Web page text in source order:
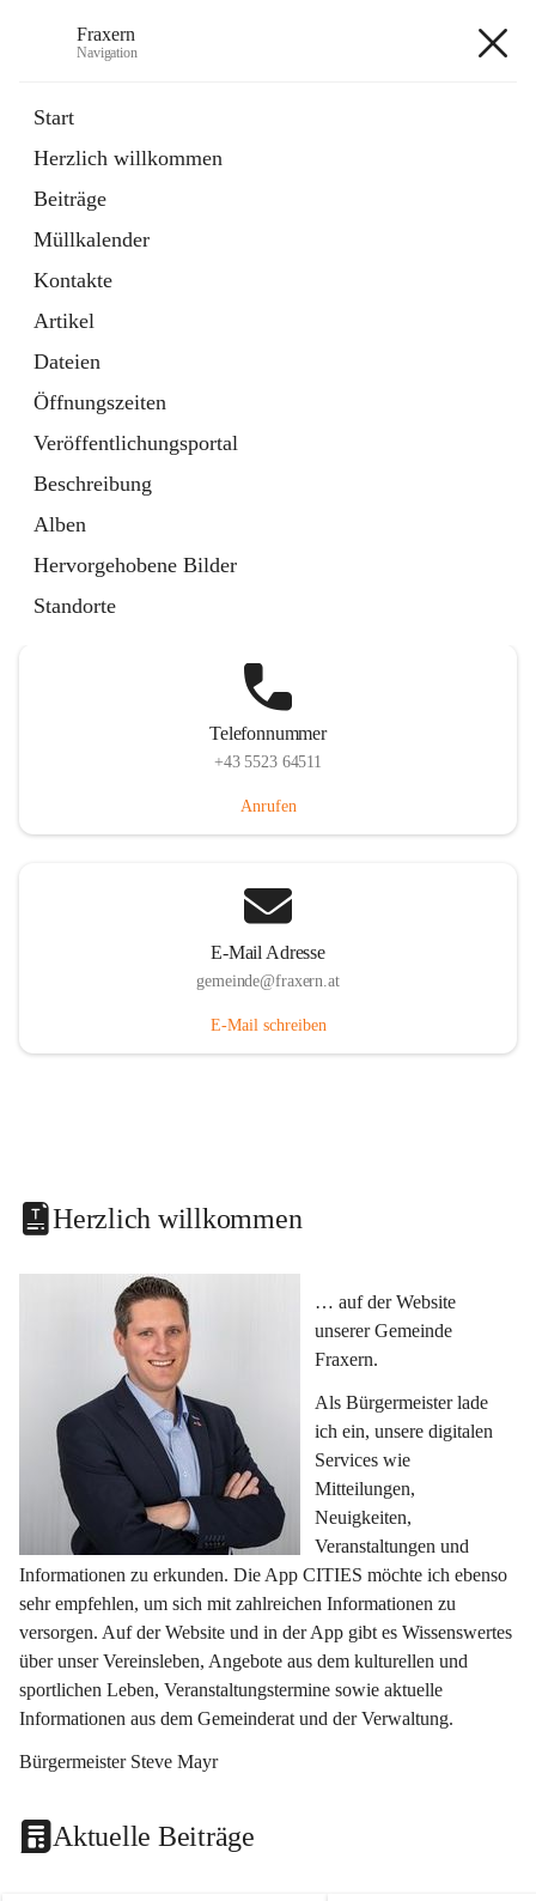
Fraxern
Navigation
Start
Herzlich willkommen
Beiträge
Müllkalender
Kontakte
Artikel
Dateien
Öffnungszeiten
Veröffentlichungsportal
Beschreibung
Alben
Hervorgehobene Bilder
Standorte
Ordner
in
Tab
Formulare
Artikel
öffnet
in
neuem
Tab
Telefonnummer
+43 5523 64511
Anrufen
E-Mail Adresse
gemeinde@fraxern.at
E-Mail schreiben
Herzlich willkommen
… auf der Website
unserer Gemeinde
Fraxern.
Als Bürgermeister lade
ich ein, unsere digitalen
Services wie
Mitteilungen,
Neuigkeiten,
Veranstaltungen und
Informationen zu erkunden. Die App CITIES möchte ich ebenso
sehr empfehlen, um sich mit zahlreichen Informationen zu
versorgen. Auf der Website und in der App gibt es Wissenswertes
über unser Vereinsleben, Angebote aus dem kulturellen und
sportlichen Leben, Veranstaltungstermine sowie aktuelle
Informationen aus dem Gemeinderat und der Verwaltung.
Bürgermeister Steve Mayr
Aktuelle Beiträge